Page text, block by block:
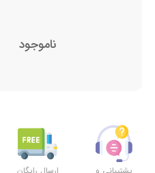
ناموجود
پشتیبانی و
ارسال رایگان